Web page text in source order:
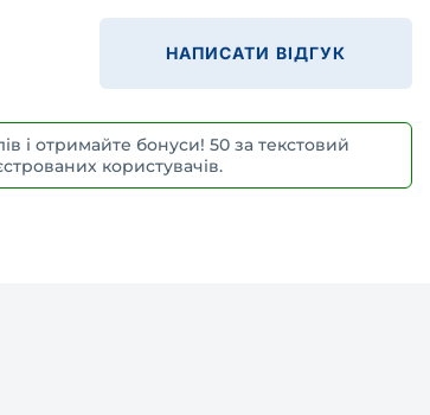
НАПИСАТИ ВІДГУК
і отримайте бонуси! 50 за текстовий
користувачів.